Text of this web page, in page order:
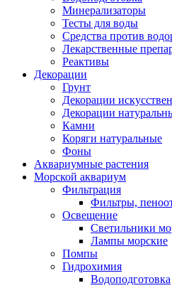
Минерализаторы
Тесты для воды
Средства против
Лекарственные
Реактивы
Декорации
Грунт
Декорации
Декорации
Камни
Коряги натуральные
Фоны
Аквариумные растения
Морской аквариум
Фильтрация
Фильтры,
Освещение
Светильники
Лампы морские
Помпы
Гидрохимия
Водоподготовка